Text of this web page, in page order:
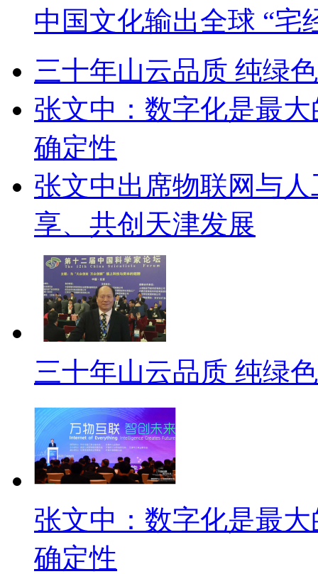
中国文化输出全球 “宅
三十年山云品质 纯绿
张文中：数字化是最
确定性
张文中出席物联网与
享、共创天津发展
三十年山云品质 纯绿
张文中：数字化是最
确定性